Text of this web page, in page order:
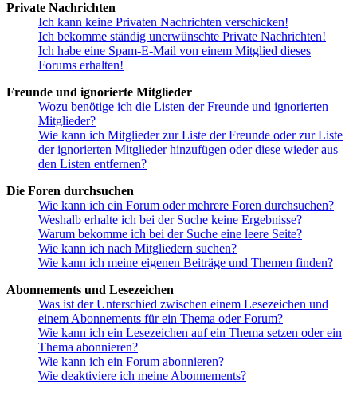
Private Nachrichten
Ich kann keine Privaten Nachrichten verschicken!
Ich bekomme ständig unerwünschte Private Nachrichten!
Ich habe eine Spam-E-Mail von einem Mitglied dieses
Forums erhalten!
Freunde und ignorierte Mitglieder
Wozu benötige ich die Listen der Freunde und ignorierten
Mitglieder?
Wie kann ich Mitglieder zur Liste der Freunde oder zur Liste
der ignorierten Mitglieder hinzufügen oder diese wieder aus
den Listen entfernen?
Die Foren durchsuchen
Wie kann ich ein Forum oder mehrere Foren durchsuchen?
Weshalb erhalte ich bei der Suche keine Ergebnisse?
Warum bekomme ich bei der Suche eine leere Seite?
Wie kann ich nach Mitgliedern suchen?
Wie kann ich meine eigenen Beiträge und Themen finden?
Abonnements und Lesezeichen
Was ist der Unterschied zwischen einem Lesezeichen und
einem Abonnements für ein Thema oder Forum?
Wie kann ich ein Lesezeichen auf ein Thema setzen oder ein
Thema abonnieren?
Wie kann ich ein Forum abonnieren?
Wie deaktiviere ich meine Abonnements?